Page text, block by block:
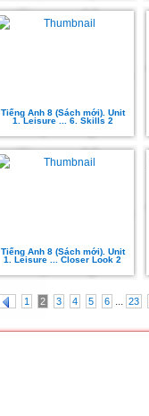
Tiếng Anh 8 (Sách mới). Unit
1. Leisure ... 6. Skills 2
Tiếng Anh 8 (Sách mới). Unit
1. Leisure ... Closer Look 2
1 2 3 4 5 6 ... 23